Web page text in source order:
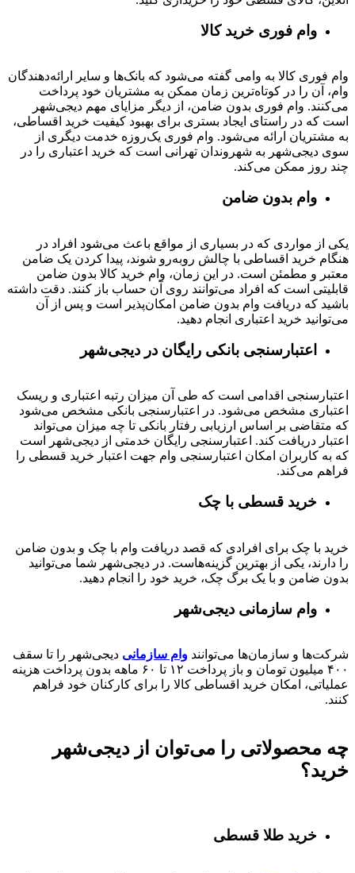
وام فوری خرید کالا
وام فوری کالا به وامی گفته می‌شود که بانک‌ها و سایر ارائه‌دهندگان
وام، آن را در کوتاه‌ترین زمان ممکن به مشتریان خود پرداخت
می‌کنند. وام فوری بدون ضامن، از دیگر مزایای مهم دیجی‌شهر
است که در راستای ایجاد بستری برای بهبود کیفیت خرید اقساطی،
به مشتریان ارائه می‌شود. وام فوری یک‌روزه خدمت دیگری از
سوی دیجی‌شهر به شهروندان تهرانی است که خرید اعتباری را در
چند روز ممکن می‌کند.
وام بدون ضامن
یکی از مواردی که در بسیاری از مواقع باعث می‌شود افراد در
هنگام خرید اقساطی با چالش روبه‌رو شوند، پیدا کردن یک ضامن
معتبر و مطمئن است. در این زمان، وام خرید کالا بدون ضامن
قابلیتی است که افراد می‌توانند روی آن حساب باز کنند. دقت داشته
باشید که دریافت وام بدون ضامن امکان‌پذیر است و پس از آن
می‌توانید خرید اعتباری انجام دهید.
اعتبارسنجی بانکی رایگان در دیجی‌شهر
اعتبارسنجی اقدامی است که طی آن میزان رتبه اعتباری و ریسک
اعتباری مشخص می‌شود. در اعتبارسنجی بانکی مشخص می‌شود
که متقاضی بر اساس ارزیابی رفتار بانکی تا چه میزان می‌تواند
اعتبار دریافت کند. اعتبارسنجی رایگان خدمتی از دیجی‌شهر است
که به کاربران امکان اعتبارسنجی وام جهت اعتبار خرید قسطی را
فراهم می‌کند.
خرید قسطی با چک
خرید با چک برای افرادی که قصد دریافت وام با چک و بدون ضامن
را دارند، یکی از بهترین گزینه‌هاست. در دیجی‌شهر شما می‌توانید
بدون ضامن و با یک برگ چک، خرید خود را انجام دهید.
وام سازمانی دیجی‌شهر
شرکت‌ها و سازمان‌ها می‌توانند وام سازمانی دیجی‌شهر را تا سقف
۴۰۰ میلیون تومان و باز پرداخت ۱۲ تا ۶۰
ماهه بدون پرداخت هزینه
عملیاتی، امکان خرید اقساطی کالا را برای کارکنان خود فراهم
کنند.
چه محصولاتی را می‌توان از دیجی‌شهر
خرید؟
خرید طلا قسطی